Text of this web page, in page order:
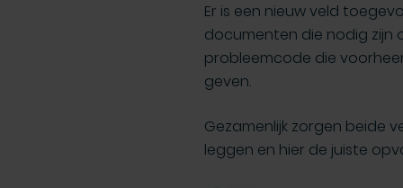
Er is een nieuw veld
documenten die nodig zijn
probleemcode die
geven.
Gezamenlijk zorgen beide
leggen en hier de juiste